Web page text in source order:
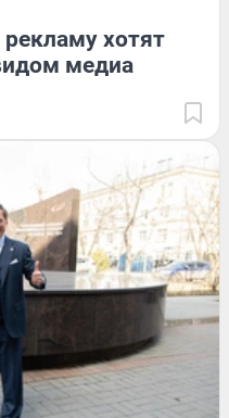
хотят
медиа